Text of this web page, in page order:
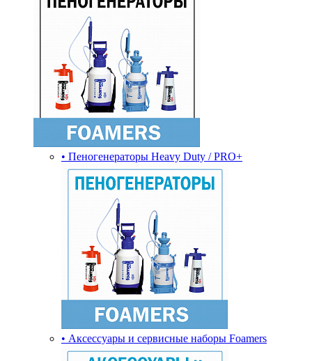
• Пеногенераторы Heavy Duty / PRO+
• Аксессуары и сервисные наборы Foamers